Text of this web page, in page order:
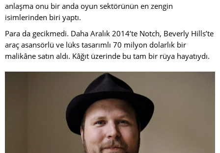
anlaşma onu bir anda oyun sektörünün en zengin
isimlerinden biri yaptı.
Para da gecikmedi. Daha Aralık 2014’te Notch, Beverly Hills’te
araç asansörlü ve lüks tasarımlı 70 milyon dolarlık bir
malikâne satın aldı. Kâğıt üzerinde bu tam bir rüya hayatıydı.